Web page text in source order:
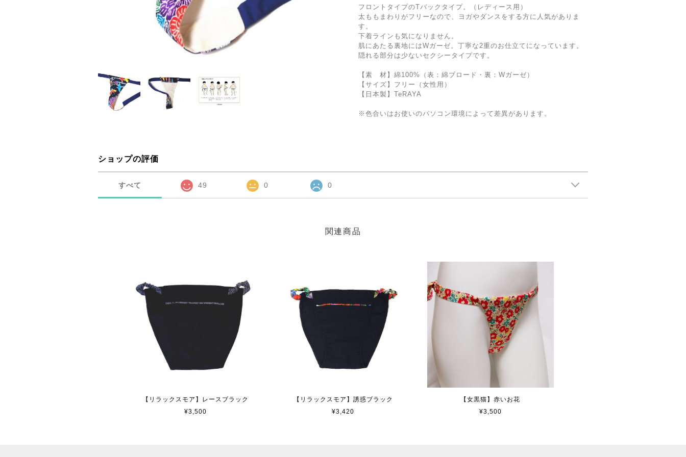
フロントタイプのTバックタイプ。（レディース用）
太ももまわりがフリーなので、ヨガやダンスをする方に人気がありま
す。
下着ラインも気になりません。
肌にあたる裏地にはWガーゼ。丁寧な2重のお仕立てになっています。
隠れる部分は少ないセクシータイプです。
【素 材】綿100%（表：綿ブロード・裏：Wガーゼ）
【サイズ】フリー（女性用）
【日本製】TeRAYA
※色合いはお使いのパソコン環境によって差異があります。
ショップの評価
すべて 49 0 0
関連商品
【リラックスモア】レースブラック
¥3,500
【リラックスモア】誘惑ブラック
¥3,420
【女黒猫】赤いお花
¥3,500